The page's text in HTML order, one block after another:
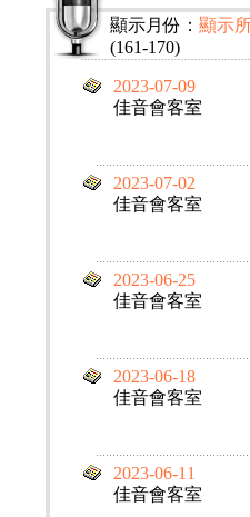
顯示月份： 顯示
(161-170)
2023-07-09
佳音會客室
2023-07-02
佳音會客室
2023-06-25
佳音會客室
2023-06-18
佳音會客室
2023-06-11
佳音會客室